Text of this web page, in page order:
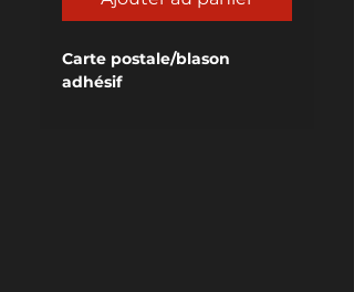
Carte postale/blason
adhésif